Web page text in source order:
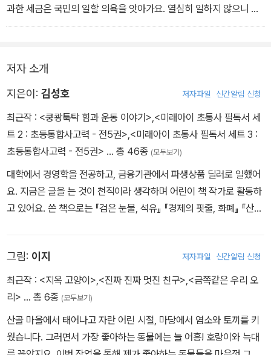
에서 책을 빌릴 수 있으며, 도둑이 들었을 때 경찰을 부를 수도 있어
요. 치안, 소방, 문화시설은 누구나 이용할 수 있는 공공의 재산이기
과한 세금은 국민의 일할 의욕을 앗아가요. 열심히 일하지 않으니 국
민 소득은 감소하고, 국민소득이 감소하면 정부의 세금 수입도 덩달
업은 아예 일을 안 할 거예요. 버는 돈 전부를 세금으로 내야 할 판인
데, 일할 마음이 생길 리가 없잖아요? 섬나라 국민은 물고기를 잡지
않거나, 소득이 있어도 세금을 안 내려고 탈세할 궁리를 하거나, 세금
이 낮은 다른 섬나라로 이민을 갈 거예요.
그래서 오늘날 국가는 가장 많은 세금을 거둘 수 있으면서 동시에 국
해요. 그림에서 T점이에요. 하지만 이것은 어디까지나 이론일 뿐 쉬
운 일이 아니에요. 래퍼도 가장 이상적인 세율이 몇 퍼센트인지 제시
하지 못했어요. 17세기 프랑스 재상 콜베르는 이런 말을 했어요.
다.”
저자 소개
지은이: 김성호 저자파일 신간알림 신청
최근작 : <쿵쾅툭탁 힘과 운동 이야기>,<미래아이 초통사 필독서 세
트 2 : 초등통합사고력 - 전5권>,<미래아이 초통사 필독서 세트 3 :
초등통합사고력 - 전5권> … 총 46종 (모두보기)
대학에서 경영학을 전공하고, 금융기관에서 파생상품 딜러로 일했어
요. 지금은 글을 는 것이 천직이라 생각하며 어린이 책 작가로 활동하
고 있어요. 쓴 책으로는 『검은 눈물, 석유』 『경제의 핏줄, 화폐』 『산업
차 노벨 생리 · 의학상으로 가는 길』 등이 있습니다.
그림: 이지 저자파일 신간알림 신청
최근작 : <지옥 고양이>,<진짜 진짜 멋진 친구>,<금쪽같은 우리 오
리> … 총 6종 (모두보기)
산골 마을에서 태어나고 자란 어린 시절, 마당에서 염소와 토끼를 키
웠습니다. 그러면서 가장 좋아하는 동물에는 늘 어흥! 호랑이와 늑대